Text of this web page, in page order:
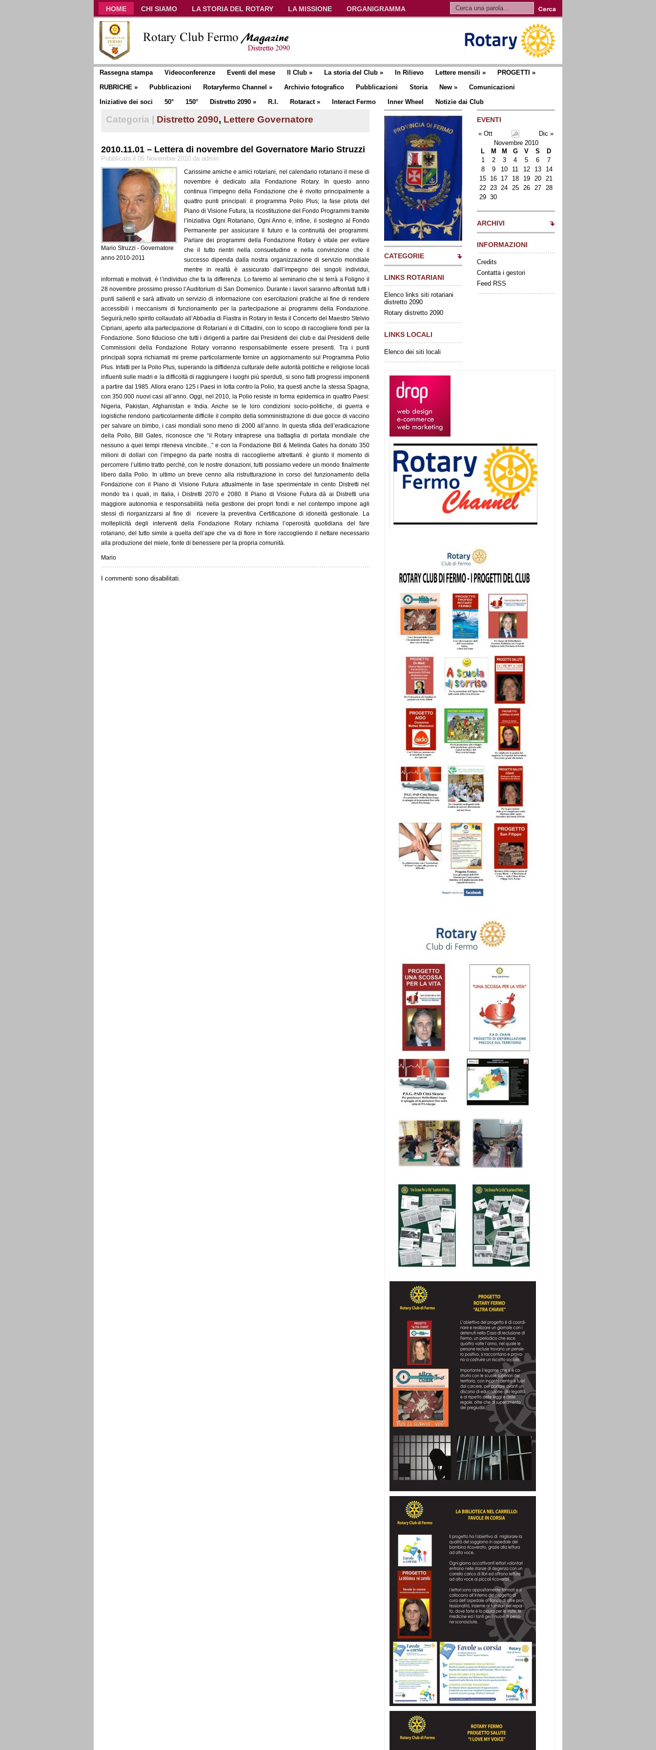
HOME CHI SIAMO LA STORIA DEL ROTARY LA MISSIONE
ORGANIGRAMMA
CLUB COMMUNICATOR
Rassegna stampa Videoconferenze Eventi del mese Il Club » La storia del Club » In Rilievo Lettere mensili » PROGETTI »
RUBRICHE » Pubblicazioni Rotaryfermo Channel » Archivio fotografico Pubblicazioni Storia New »
Comunicazioni
Iniziative dei soci
50° 150° Distretto 2090 » R.I. Rotaract» Interact Fermo Inner Wheel Notizie dai Club
Categoria | Distretto 2090, Lettere Governatore
2010.11.01 – Lettera di novembre del Governatore Mario Struzzi
Pubblicato il 05 Novembre 2010 da admin
Mario Struzzi - Governatore
anno 2010-2011
Carissime amiche e amici rotariani, nel calendario rotariano il mese di
novembre è dedicato alla Fondazione Rotary. In questo anno
continua l’impegno della Fondazione che è rivolto principalmente a
quattro punti principali: il programma Polio Plus; la fase pilota del
Piano di Visione Futura; la ricostituzione del Fondo Programmi tramite
l’iniziativa Ogni Rotariano, Ogni Anno e, infine, il sostegno al Fondo
Permanente per assicurare il futuro e la continuità dei programmi.
Parlare dei programmi della Fondazione Rotary è vitale per evitare
che il tutto rientri nella consuetudine e nella convinzione che il
successo dipenda dalla nostra organizzazione di servizio mondiale
mentre in realtà è assicurato dall’impegno dei singoli individui,
informati e motivati. è l’individuo che fa la differenza. Lo faremo al seminario che si terrà a Foligno il
28 novembre prossimo presso l’Auditorium di San Domenico. Durante i lavori saranno affrontati tutti i
punti salienti e sarà attivato un servizio di informazione con esercitazioni pratiche al fine di rendere
accessibili i meccanismi di funzionamento per la partecipazione ai programmi della Fondazione.
Seguirà,nello spirito collaudato all’Abbadia di Fiastra in Rotary in festa il Concerto del Maestro Stelvio
Cipriani, aperto alla partecipazione di Rotariani e di Cittadini, con lo scopo di raccogliere fondi per la
Fondazione. Sono fiducioso che tutti i dirigenti a partire dai Presidenti dei club e dai Presidenti delle
Commissioni della Fondazione Rotary vorranno responsabilmente essere presenti. Tra i punti
principali sopra richiamati mi preme particolarmente fornire un aggiornamento sul Programma Polio
Plus. Infatti per la Polio Plus, superando la diffidenza culturale delle autorità politiche e religiose locali
influenti sulle madri e la difficoltà di raggiungere i luoghi più sperduti, si sono fatti progressi imponenti
a partire dal 1985. Allora erano 125 i Paesi in lotta contro la Polio, tra questi anche la stessa Spagna,
con 350.000 nuovi casi all’anno. Oggi, nel 2010, la Polio resiste in forma epidemica in quattro Paesi:
Nigeria, Pakistan, Afghanistan e India. Anche se le loro condizioni socio-politiche, di guerra e
logistiche rendono particolarmente difficile il compito della somministrazione di due gocce di vaccino
per salvare un bimbo, i casi mondiali sono meno di 2000 all’anno. In questa sfida dell’eradicazione
della Polio, Bill Gates, riconosce che “il Rotary intraprese una battaglia di portata mondiale che
nessuno a quei tempi riteneva vincibile...” e con la Fondazione Bill & Melinda Gates ha donato 350
milioni di dollari con l’impegno da parte nostra di raccoglierne altrettanti. è giunto il momento di
percorrere l’ultimo tratto perché, con le nostre donazioni, tutti possiamo vedere un mondo finalmente
libero dalla Polio. In ultimo un breve cenno alla ristrutturazione in corso del funzionamento della
Fondazione con il Piano di Visione Futura attualmente in fase sperimentale in cento Distretti nel
mondo tra i quali, in Italia, i Distretti 2070 e 2080. Il Piano di Visione Futura dà ai Distretti una
maggiore autonomia e responsabilità nella gestione dei propri fondi e nel contempo impone agli
stessi di riorganizzarsi al fine di ricevere la preventiva Certificazione di idoneità gestionale. La
molteplicità degli interventi della Fondazione Rotary richiama l’operosità quotidiana del fare
rotariano, del tutto simile a quella dell’ape che va di fiore in fiore raccogliendo il nettare necessario
alla produzione del miele, fonte di benessere per la propria comunità.
Mario
I commenti sono disabilitati.
CATEGORIE
LINKS ROTARIANI
Elenco links siti rotariani
distretto 2090
Rotary distretto 2090
LINKS LOCALI
Elenco dei siti locali
EVENTI
« Ott
Dic »
Novembre 2010
L
M M G V S
D
1
2 3 4 5 6
7
8
9 10 11 12 13
14
15 16 17 18 19 20
21
22 23 24 25 26 27
28
29 30
ARCHIVI
INFORMAZIONI
Credits
Contatta i gestori
Feed RSS